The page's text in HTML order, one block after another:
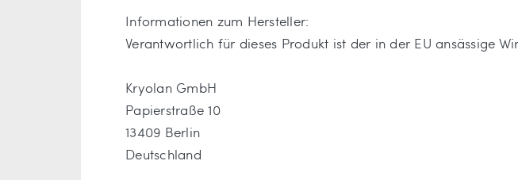
Informationen zum Hersteller:
Verantwortlich für dieses Produkt ist der in der EU ansässige
Kryolan GmbH
Papierstraße 10
13409 Berlin
Deutschland